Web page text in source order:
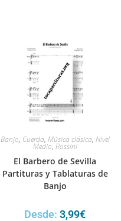
Banjo, Cuerda, Música clásica, Nivel
Medio, Rossini
El Barbero de Sevilla
Partituras y Tablaturas de
Banjo
Desde: 3,99€